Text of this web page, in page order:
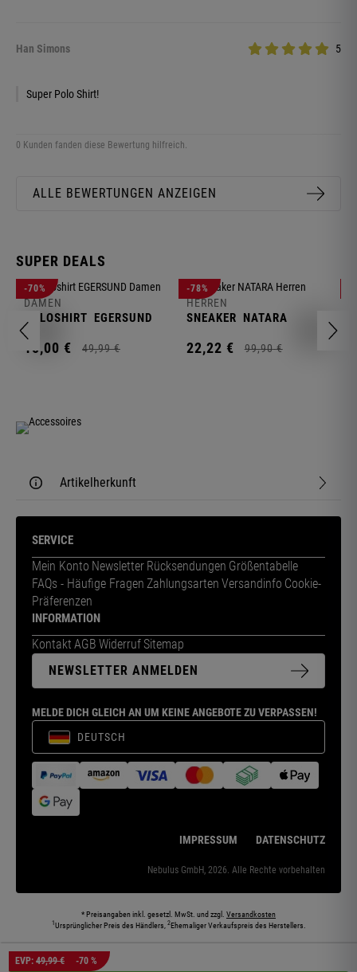
EVP: 49,99 € -70 %
Han Simons 5
Super Polo Shirt!
0 Kunden fanden diese Bewertung hilfreich.
ALLE BEWERTUNGEN ANZEIGEN
SUPER DEALS
-70%
DAMEN
POLOSHIRT EGERSUND
15,00 € 49,99 €
-78%
HERREN
SNEAKER NATARA
22,22 € 99,90 €
Artikelherkunft
SERVICE
Mein Konto Newsletter Rücksendungen Größentabelle
FAQs - Häufige Fragen Zahlungsarten Versandinfo Cookie-
Präferenzen
INFORMATION
Kontakt AGB Widerruf Sitemap
NEWSLETTER ANMELDEN
MELDE DICH GLEICH AN UM KEINE ANGEBOTE ZU VERPASSEN!
DEUTSCH
IMPRESSUM DATENSCHUTZ
Nebulus GmbH, 2026. Alle Rechte vorbehalten
* Preisangaben inkl. gesetzl. MwSt. und zzgl. Versandkosten
1Ursprünglicher Preis des Händlers, 2Ehemaliger Verkaufspreis des Herstellers.
Die abgebildeten Models und Umgebungen können teilweise KI-generiert sein. Die
dargestellten Produkte entsprechen den angebotenen Artikeln.